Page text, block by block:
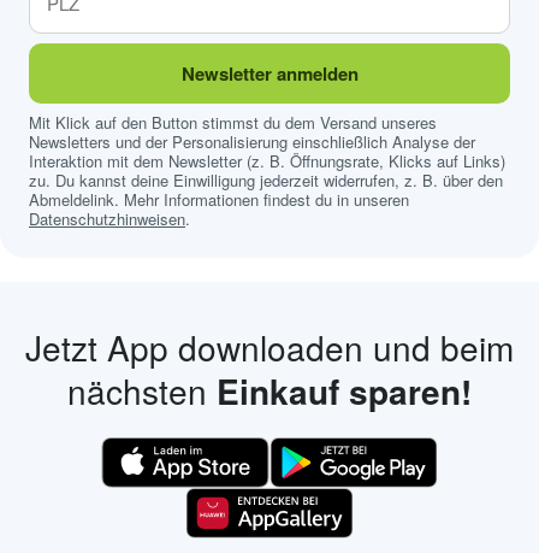
Newsletter anmelden
Mit Klick auf den Button stimmst du dem Versand unseres
Newsletters und der Personalisierung einschließlich Analyse der
Interaktion mit dem Newsletter (z. B. Öffnungsrate, Klicks auf Links)
zu. Du kannst deine Einwilligung jederzeit widerrufen, z. B. über den
Abmeldelink. Mehr Informationen findest du in unseren
Datenschutzhinweisen.
Jetzt App downloaden und beim
nächsten Einkauf sparen!